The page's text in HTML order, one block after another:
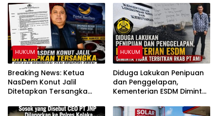
dari Jabatan
Perizinan Rumah Pijat Utami
HUKUM
Breaking News: Ketua
NasDem Konut Jalil
Ditetapkan Tersangka
Penggelapan
HUKUM
Diduga Lakukan Penipuan
dan Penggelapan,
Kementerian ESDM Diminta
AMI